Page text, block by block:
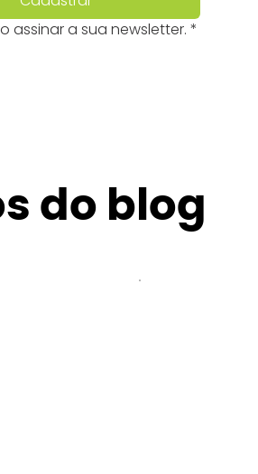
do blog
assinar a sua newsletter. *